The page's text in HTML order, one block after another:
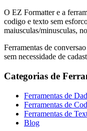
O EZ Formatter e a
codigo e texto sem
maiusculas/minusculas,
Ferramentas de
sem necessidade de
Categorias de
Ferramentas de
Ferramentas de
Ferramentas de
Blog